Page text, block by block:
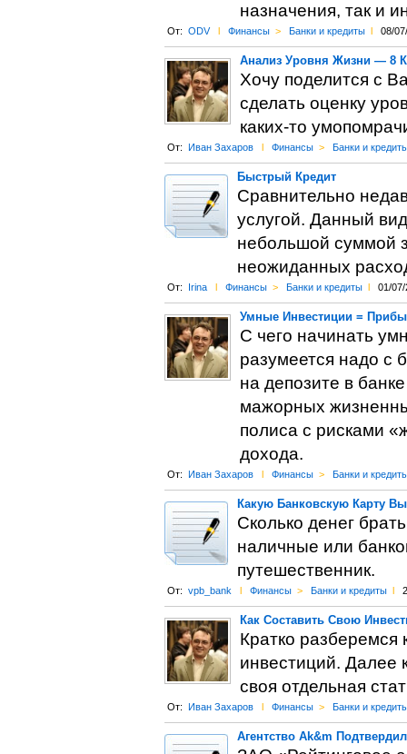
назначения, так и
От: ODV l Финансы > Банки и кредиты l 08/
Анализ Уровня Жизни — 8
Хочу поделится с
сделать оценку
каких-то
От: Иван Захаров l Финансы > Банки и
Быстрый Кредит
Сравнительно
услугой. Данный
небольшой суммой
неожиданных
От: Irina l Финансы > Банки и кредиты l 01/07/
Умные Инвестиции =
С чего начинать
разумеется надо с
на депозите в
мажорных
полиса с рисками
дохода.
От: Иван Захаров l Финансы > Банки и
Какую Банковскую Карту
Сколько денег
наличные или
путешественник.
От: vpb_bank l Финансы > Банки и кредиты l
Как Составить Свою
Кратко
инвестиций. Далее
своя отдельная
От: Иван Захаров l Финансы > Банки и
Агентство Ak&m